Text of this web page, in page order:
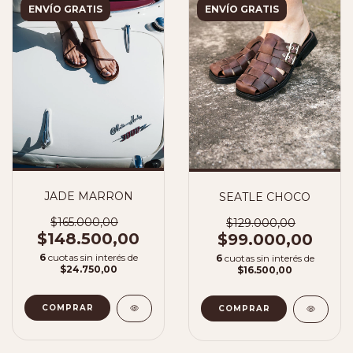
ENVÍO GRATIS
JADE MARRON
$165.000,00
$148.500,00
6 cuotas sin interés de
$24.750,00
COMPRAR
ENVÍO GRATIS
SEATLE CHOCO
$129.000,00
$99.000,00
6 cuotas sin interés de
$16.500,00
COMPRAR